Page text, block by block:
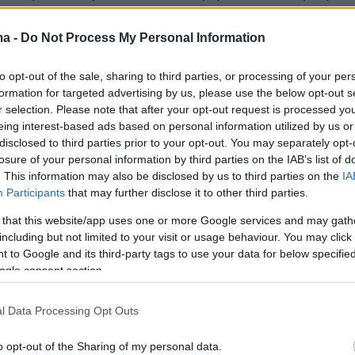
- Do Not Process My Personal Information
opt-out of the sale, sharing to third parties, or processing of your
for targeted advertising by us, please use the below opt-out
selection. Please note that after your opt-out request is processed
interest-based ads based on personal information utilized by us
to third parties prior to your opt-out. You may separately
of your personal information by third parties on the IAB’s list of
This information may also be disclosed by us to third parties on the
Participants that may further disclose it to other third parties.
that this website/app uses one or more Google services and may
but not limited to your visit or usage behaviour. You may
to Google and its third-party tags to use your data for below
consent section.
Data Processing Opt Outs
opt-out of the Sharing of my personal data.
εμπνευσμένο από ναυτική στολή.
σουτιέν και εσώρουχο, ψιθυρίζοντας
στο μικρόφωνο:«Γεια σας, είμαι το
κορίτσι των ονείρων».Κάποια στιγμή,
της με το μικρόφωνο, προτού το βάλει
της όργανα και ρωτήσει:«Θέλεις να
μ… μου;».
η Κάσι αυτοϊκανοποιείται, ενώ η Μάντι
της και δούλευε στο laptop της. Αργότερα,
εσώρουχα της Κάσι σε
ακόμη προκλητικό στιγμιότυπο, η Κάσι
σχοινάκι, φορώντας μια πολύ χαμηλή